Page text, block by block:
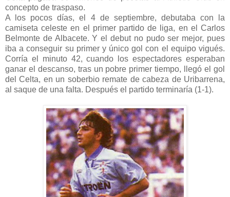
concepto de traspaso.
A los pocos días, el 4 de septiembre, debutaba con la
camiseta celeste en el primer partido de liga, en el Carlos
Belmonte de Albacete.Y el debut no pudo ser mejor, pues
iba a conseguir su primer y único gol con el equipo vigués.
Corría el minuto 42, cuando los espectadores esperaban
ganar el descanso, tras un pobre primer tiempo, llegó el gol
del Celta, en un soberbio remate de cabeza de Uribarrena,
al saque de una falta. Después el partido terminaría (1-1).